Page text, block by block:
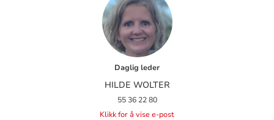
Daglig leder
HILDE WOLTER
55 36 22 80
Klikk for å vise e-post